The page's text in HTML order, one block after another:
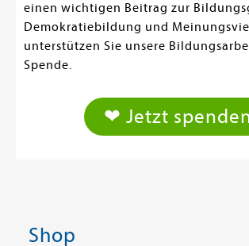
einen wichtigen Beitrag zur
Demokratiebildung und
unterstützen Sie unsere
Spende.
❤ Jetzt
Shop